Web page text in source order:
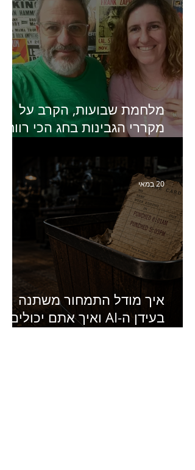
מלחמת שבועות, הקרב על
מקררי הגבינות בחג הכי רווחי
סמנכ״לית השיווק והמכירות
של מחלבות גד
איך מודל התמחור משתנה
בעידן ה-AI ואיך אתם יכולים
20 במאי